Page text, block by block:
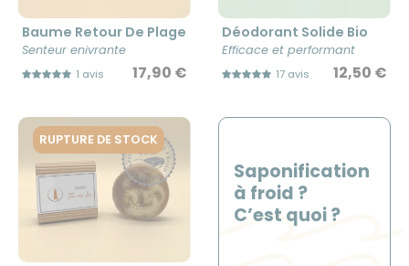
Baume Retour De Plage
Senteur enivrante
1 avis 17,90 €
Déodorant Solide Bio
Efficace et performant
17 avis 12,50 €
RUPTURE DE STOCK
Saponification
à froid ?
C’est quoi ?